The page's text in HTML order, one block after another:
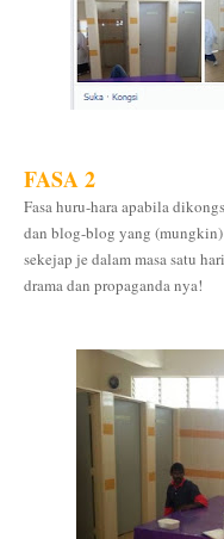
FASA 2
Fasa huru-hara apabila
dan blog-blog yang
sekejap je dalam masa satu
drama dan propaganda nya!